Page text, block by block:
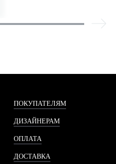
ПОКУПАТЕЛЯМ
ДИЗАЙНЕРАМ
ОПЛАТА
ДОСТАВКА